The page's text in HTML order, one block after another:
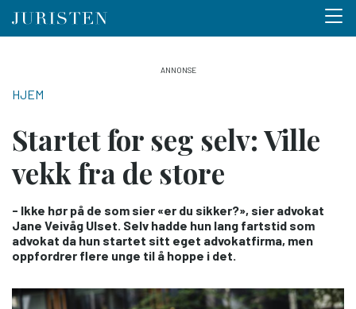
hovedinnhold
Menu
NAVIGASJONSSTI
HJEM
Startet for seg selv: Ville
vekk fra de store
- Ikke hør på de som sier «er du sikker?», sier advokat
Jane Veivåg Ulset. Selv hadde hun lang fartstid som
advokat da hun startet sitt eget advokatfirma, men
oppfordrer flere unge til å hoppe i det.